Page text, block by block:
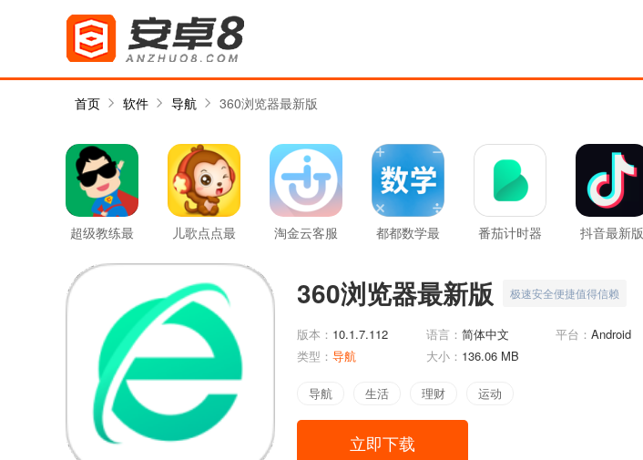
首页 软件 导航 360浏览器最新版
超级教练最
儿歌点点最
淘金云客服
都都数学最
番茄计时器 抖音最新版
360浏览器最新版 极速安全便捷值得信赖
版本： 10.1.7.112 语言： 简体中文 平台： Android
类型： 导航 大小： 136.06 MB
导航 生活 理财 运动
立即下载